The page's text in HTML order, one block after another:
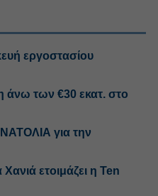
εργοστασίου
άνω των €30 εκατ. στο
για την
ετοιμάζει η Ten